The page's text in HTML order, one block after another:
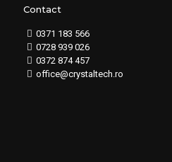
Contact
0371 183 566
0728 939 026
0372 874 457
office@crystaltech.ro